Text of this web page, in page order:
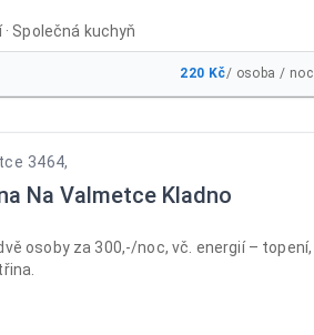
· Společná kuchyň
220 Kč/ osoba / noc
3464,
Na Valmetce Kladno
osoby za 300,-/noc, vč. energií – topení,